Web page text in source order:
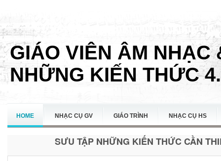
GIÁO VIÊN ÂM NHẠC
NHỮNG KIẾN THỨC
HOME NHẠC CỤ GV GIÁO TRÌNH NHẠC CỤ HS
SƯU TẬP NHỮNG KIẾN THỨC CẦN